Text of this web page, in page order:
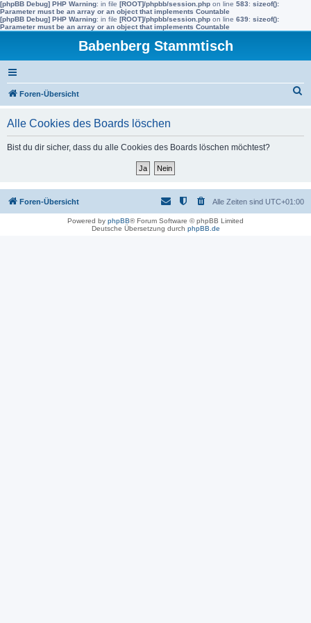
[phpBB Debug] PHP Warning: in file [ROOT]/phpbb/session.php on line 583: sizeof():
Parameter must be an array or an object that implements Countable
[phpBB Debug] PHP Warning: in file [ROOT]/phpbb/session.php on line 639: sizeof():
Parameter must be an array or an object that implements Countable
Babenberg Stammtisch
Foren-Übersicht
Alle Cookies des Boards löschen
Bist du dir sicher, dass du alle Cookies des Boards löschen möchtest?
Foren-Übersicht Alle Zeiten sind UTC+01:00
Powered by phpBB® Forum Software © phpBB Limited
Deutsche Übersetzung durch phpBB.de